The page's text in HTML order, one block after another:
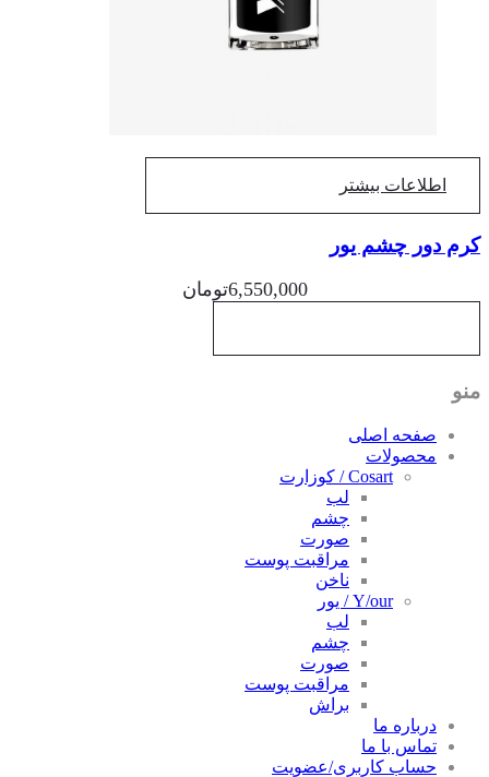
اطلاعات بیشتر
دور چشم یور
6,550,000تومان
صفحه اصلی
محصولات
Cosart / کوزارت
لب
چشم
صورت
مراقبت پوست
ناخن
Y/our / یور
لب
چشم
صورت
مراقبت پوست
براش
درباره ما
تماس با ما
حساب کاربری/عضویت